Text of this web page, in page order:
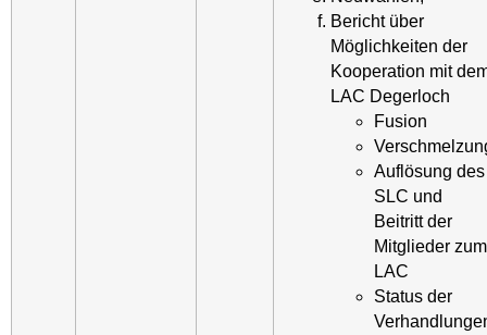
Bericht über
Möglichkeiten der
Kooperation mit
LAC Degerloch
Fusion
Auflösung des
SLC und
Beitritt der
Mitglieder zum
LAC
Status der